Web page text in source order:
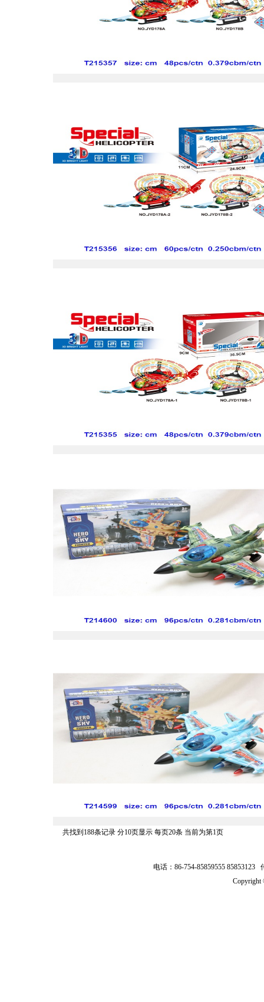
共找到188条记录 分10页显示 每页20条 当前为第1页
电话：86-754-85859555 85853123
Copyright